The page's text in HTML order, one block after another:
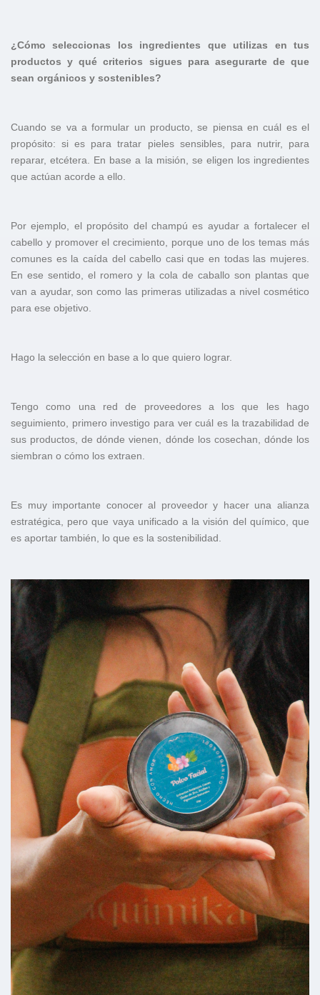
¿Cómo seleccionas los ingredientes que utilizas en tus
productos y qué criterios sigues para asegurarte de que
sean orgánicos y sostenibles?
Cuando se va a formular un producto, se piensa en cuál es el
propósito: si es para tratar pieles sensibles, para nutrir, para
reparar, etcétera. En base a la misión, se eligen los ingredientes
que actúan acorde a ello.
Por ejemplo, el propósito del champú es ayudar a fortalecer el
cabello y promover el crecimiento, porque uno de los temas más
comunes es la caída del cabello casi que en todas las mujeres.
En ese sentido, el romero y la cola de caballo son plantas que
van a ayudar, son como las primeras utilizadas a nivel cosmético
para ese objetivo.
Hago la selección en base a lo que quiero lograr.
Tengo como una red de proveedores a los que les hago
seguimiento, primero investigo para ver cuál es la trazabilidad de
sus productos, de dónde vienen, dónde los cosechan, dónde los
siembran o cómo los extraen.
Es muy importante conocer al proveedor y hacer una alianza
estratégica, pero que vaya unificado a la visión del químico, que
es aportar también, lo que es la sostenibilidad.